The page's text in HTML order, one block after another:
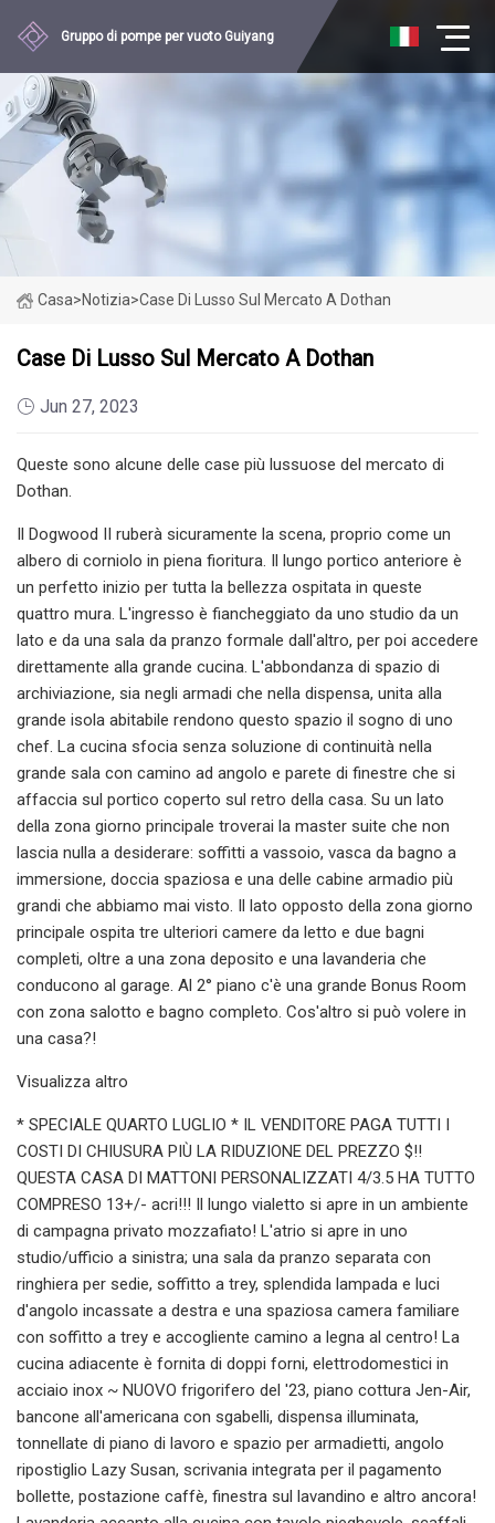
Gruppo di pompe per vuoto Guiyang
Casa>Notizia>Case Di Lusso Sul Mercato A Dothan
Case Di Lusso Sul Mercato A Dothan
Jun 27, 2023
Queste sono alcune delle case più lussuose del mercato di
Dothan.
Il Dogwood II ruberà sicuramente la scena, proprio come un
albero di corniolo in piena fioritura. Il lungo portico anteriore è
un perfetto inizio per tutta la bellezza ospitata in queste
quattro mura. L'ingresso è fiancheggiato da uno studio da un
lato e da una sala da pranzo formale dall'altro, per poi accedere
direttamente alla grande cucina. L'abbondanza di spazio di
archiviazione, sia negli armadi che nella dispensa, unita alla
grande isola abitabile rendono questo spazio il sogno di uno
chef. La cucina sfocia senza soluzione di continuità nella
grande sala con camino ad angolo e parete di finestre che si
affaccia sul portico coperto sul retro della casa. Su un lato
della zona giorno principale troverai la master suite che non
lascia nulla a desiderare: soffitti a vassoio, vasca da bagno a
immersione, doccia spaziosa e una delle cabine armadio più
grandi che abbiamo mai visto. Il lato opposto della zona giorno
principale ospita tre ulteriori camere da letto e due bagni
completi, oltre a una zona deposito e una lavanderia che
conducono al garage. Al 2° piano c'è una grande Bonus Room
con zona salotto e bagno completo. Cos'altro si può volere in
una casa?!
Visualizza altro
* SPECIALE QUARTO LUGLIO * IL VENDITORE PAGA TUTTI I
COSTI DI CHIUSURA PIÙ LA RIDUZIONE DEL PREZZO $!!
QUESTA CASA DI MATTONI PERSONALIZZATI 4/3.5 HA TUTTO
COMPRESO 13+/- acri!!! Il lungo vialetto si apre in un ambiente
di campagna privato mozzafiato! L'atrio si apre in uno
studio/ufficio a sinistra; una sala da pranzo separata con
ringhiera per sedie, soffitto a trey, splendida lampada e luci
d'angolo incassate a destra e una spaziosa camera familiare
con soffitto a trey e accogliente camino a legna al centro! La
cucina adiacente è fornita di doppi forni, elettrodomestici in
acciaio inox ~ NUOVO frigorifero del '23, piano cottura Jen-Air,
bancone all'americana con sgabelli, dispensa illuminata,
tonnellate di piano di lavoro e spazio per armadietti, angolo
ripostiglio Lazy Susan, scrivania integrata per il pagamento
bollette, postazione caffè, finestra sul lavandino e altro ancora!